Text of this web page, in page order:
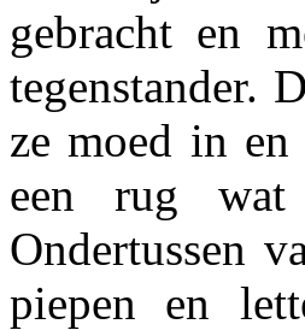
gebracht en
tegenstander.
ze moed in en
een rug wat
Ondertussen
piepen en